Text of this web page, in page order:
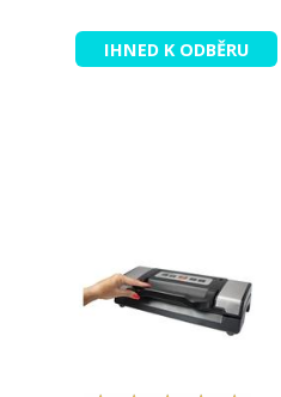
IHNED K ODBĚRU